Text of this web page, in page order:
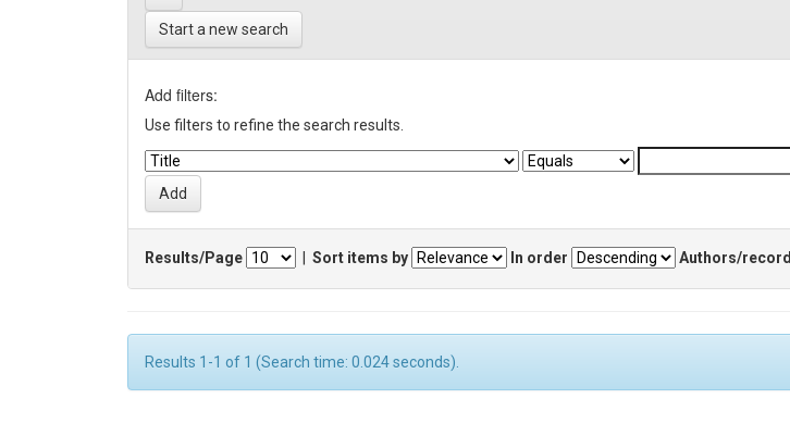
Start a new search
Add filters:
Use filters to refine the search results.
Results/Page Sort items by In order Authors/record
Results 1-1 of 1 (Search time: 0.024 seconds).